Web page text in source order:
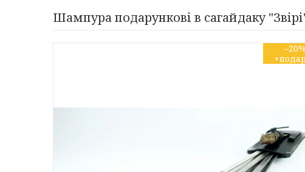
Шампура подарункові в сагайдаку
–20%